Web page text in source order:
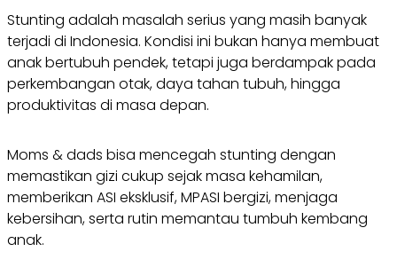
Stunting adalah masalah serius yang masih banyak
terjadi di Indonesia. Kondisi ini bukan hanya membuat
anak bertubuh pendek, tetapi juga berdampak pada
perkembangan otak, daya tahan tubuh, hingga
produktivitas di masa depan.
Moms & dads bisa mencegah stunting dengan
memastikan gizi cukup sejak masa kehamilan,
memberikan ASI eksklusif, MPASI bergizi, menjaga
kebersihan, serta rutin memantau tumbuh kembang
anak.